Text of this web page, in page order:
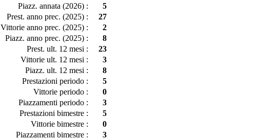
Piazz. annata (2026) :
5
Prest. anno prec. (2025) :
27
Vittorie anno prec. (2025) :
2
Piazz. anno prec. (2025) :
8
Prest. ult. 12 mesi :
23
Vittorie ult. 12 mesi :
3
Piazz. ult. 12 mesi :
8
Prestazioni periodo :
5
Vittorie periodo :
0
Piazzamenti periodo :
3
Prestazioni bimestre :
5
Vittorie bimestre :
0
Piazzamenti bimestre :
3